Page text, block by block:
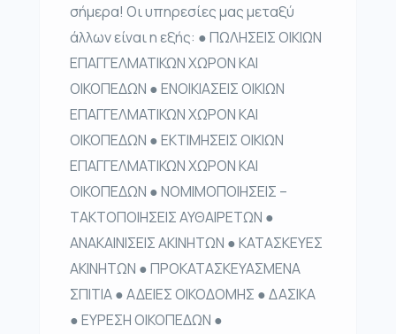
σήμερα! Οι υπηρεσίες μας μεταξύ
άλλων είναι η εξής: ● ΠΩΛΗΣΕΙΣ ΟΙΚΙΩΝ
ΕΠΑΓΓΕΛΜΑΤΙΚΩΝ ΧΩΡΟΝ ΚΑΙ
ΟΙΚΟΠΕΔΩΝ ● ΕΝΟΙΚΙΑΣΕΙΣ ΟΙΚΙΩΝ
ΕΠΑΓΓΕΛΜΑΤΙΚΩΝ ΧΩΡΟΝ ΚΑΙ
ΟΙΚΟΠΕΔΩΝ ● ΕΚΤΙΜΗΣΕΙΣ ΟΙΚΙΩΝ
ΕΠΑΓΓΕΛΜΑΤΙΚΩΝ ΧΩΡΟΝ ΚΑΙ
ΟΙΚΟΠΕΔΩΝ ● ΝΟΜΙΜΟΠΟΙΗΣΕΙΣ –
ΤΑΚΤΟΠΟΙΗΣΕΙΣ ΑΥΘΑΙΡΕΤΩΝ ●
ΑΝΑΚΑΙΝΙΣΕΙΣ ΑΚΙΝΗΤΩΝ ● ΚΑΤΑΣΚΕΥΕΣ
ΑΚΙΝΗΤΩΝ ● ΠΡΟΚΑΤΑΣΚΕΥΑΣΜΕΝΑ
ΣΠΙΤΙΑ ● ΑΔΕΙΕΣ ΟΙΚΟΔΟΜΗΣ ● ΔΑΣΙΚΑ
● ΕΥΡΕΣΗ ΟΙΚΟΠΕΔΩΝ ●